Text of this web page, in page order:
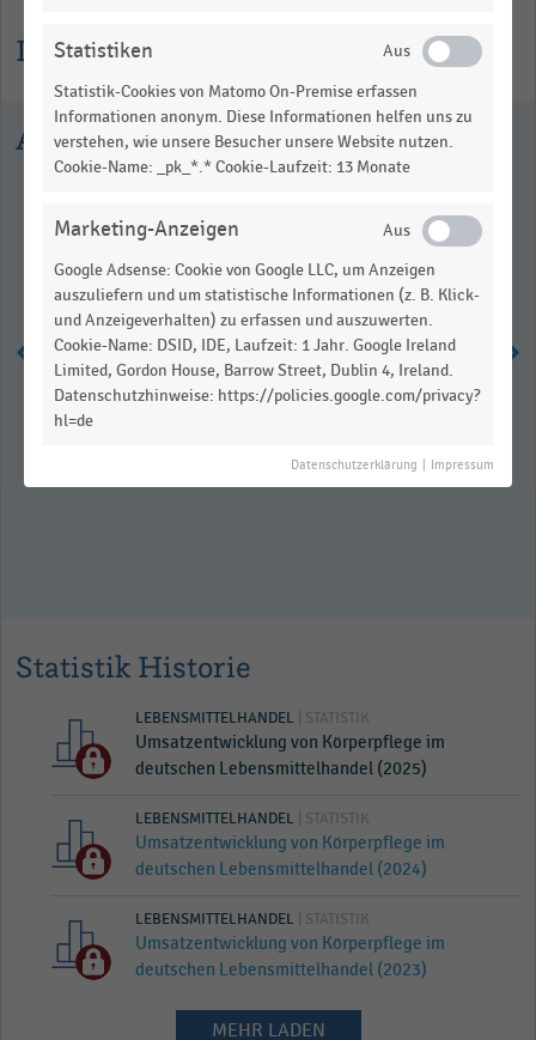
Informationen zur Statistik
Ausgewählte Statistiken
Umsatz mit Körperpflege im
Betriebsformen (2020-2025)
Statistik Historie
LEBENSMITTELHANDEL | STATISTIK
Umsatzentwicklung von Körperpflege im
deutschen Lebensmittelhandel (2025)
LEBENSMITTELHANDEL | STATISTIK
Umsatzentwicklung von Körperpflege im
deutschen Lebensmittelhandel (2024)
LEBENSMITTELHANDEL | STATISTIK
Umsatzentwicklung von Körperpflege im
deutschen Lebensmittelhandel (2023)
MEHR LADEN
Statistiken
Statistik-Cookies von Matomo On-Premise erfassen
Informationen anonym. Diese Informationen helfen uns zu
verstehen, wie unsere Besucher unsere Website nutzen.
Cookie-Name: _pk_*.* Cookie-Laufzeit: 13 Monate
Marketing-Anzeigen
Google Adsense: Cookie von Google LLC, um Anzeigen
auszuliefern und um statistische Informationen (z. B. Klick-
und Anzeigeverhalten) zu erfassen und auszuwerten.
Cookie-Name: DSID, IDE, Laufzeit: 1 Jahr. Google Ireland
Limited, Gordon House, Barrow Street, Dublin 4, Ireland.
Datenschutzhinweise: https://policies.google.com/privacy?
hl=de
Datenschutzerklärung Impressum